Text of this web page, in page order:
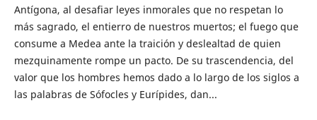
Antígona, al desafiar leyes inmorales que no respetan lo
más sagrado, el entierro de nuestros muertos; el fuego que
consume a Medea ante la traición y deslealtad de quien
mezquinamente rompe un pacto. De su trascendencia, del
valor que los hombres hemos dado a lo largo de los siglos a
las palabras de Sófocles y Eurípides, dan...